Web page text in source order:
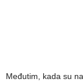
Međutim, kada su